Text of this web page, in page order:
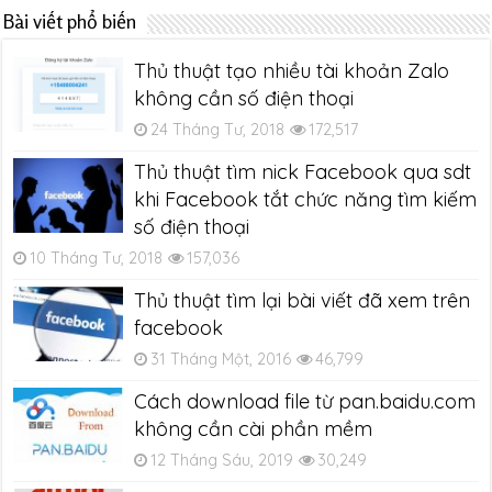
Bài viết phổ biến
Thủ thuật tạo nhiều tài khoản Zalo
không cần số điện thoại
24 Tháng Tư, 2018 172,517
Thủ thuật tìm nick Facebook qua sdt
khi Facebook tắt chức năng tìm kiếm
số điện thoại
10 Tháng Tư, 2018 157,036
Thủ thuật tìm lại bài viết đã xem trên
facebook
31 Tháng Một, 2016 46,799
Cách download file từ pan.baidu.com
không cần cài phần mềm
12 Tháng Sáu, 2019 30,249